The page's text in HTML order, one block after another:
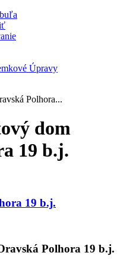
Úpravy
Polhora...
dom
19 b.j.
19 b.j.
Polhora 19 b.j.